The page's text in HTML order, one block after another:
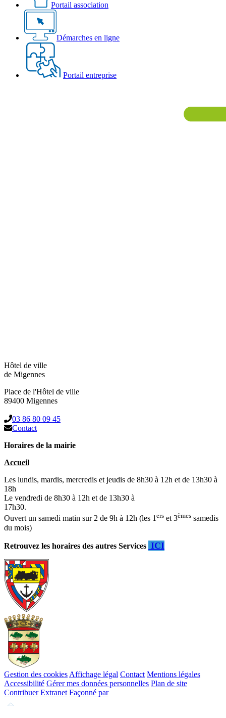
Portail association
Démarches en ligne
Portail entreprise
Hôtel de ville
de Migennes
Place de l'Hôtel de ville
89400 Migennes
03 86 80 09 45
Contact
Horaires de la mairie
Accueil
Les lundis, mardis, mercredis et jeudis de 8h30 à 12h et de 13h30 à
18h
Le vendredi de 8h30 à 12h et de 13h30 à
17h30.
Ouvert un samedi matin sur 2 de 9h à 12h (les 1ers et 3èmes samedis
du mois)
Retrouvez les horaires des autres Services ICI
Gestion des cookies Affichage légal Contact Mentions légales
Accessibilité Gérer mes données personnelles Plan de site
Contribuer Extranet Façonné par